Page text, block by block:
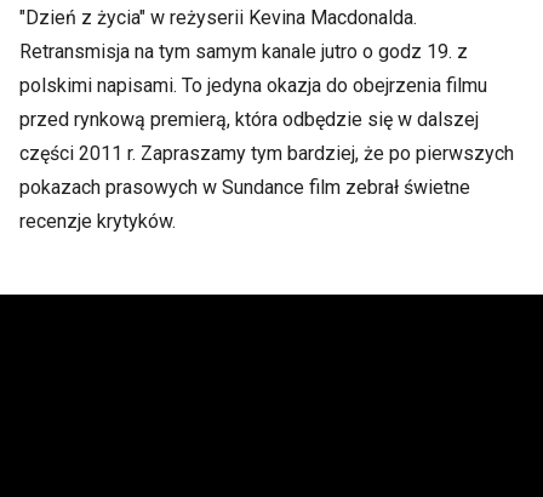
"Dzień z życia" w reżyserii Kevina Macdonalda.
Retransmisja na tym samym kanale jutro o godz 19. z
polskimi napisami. To jedyna okazja do obejrzenia filmu
przed rynkową premierą, która odbędzie się w dalszej
części 2011 r. Zapraszamy tym bardziej, że po pierwszych
pokazach prasowych w Sundance film zebrał świetne
recenzje krytyków.